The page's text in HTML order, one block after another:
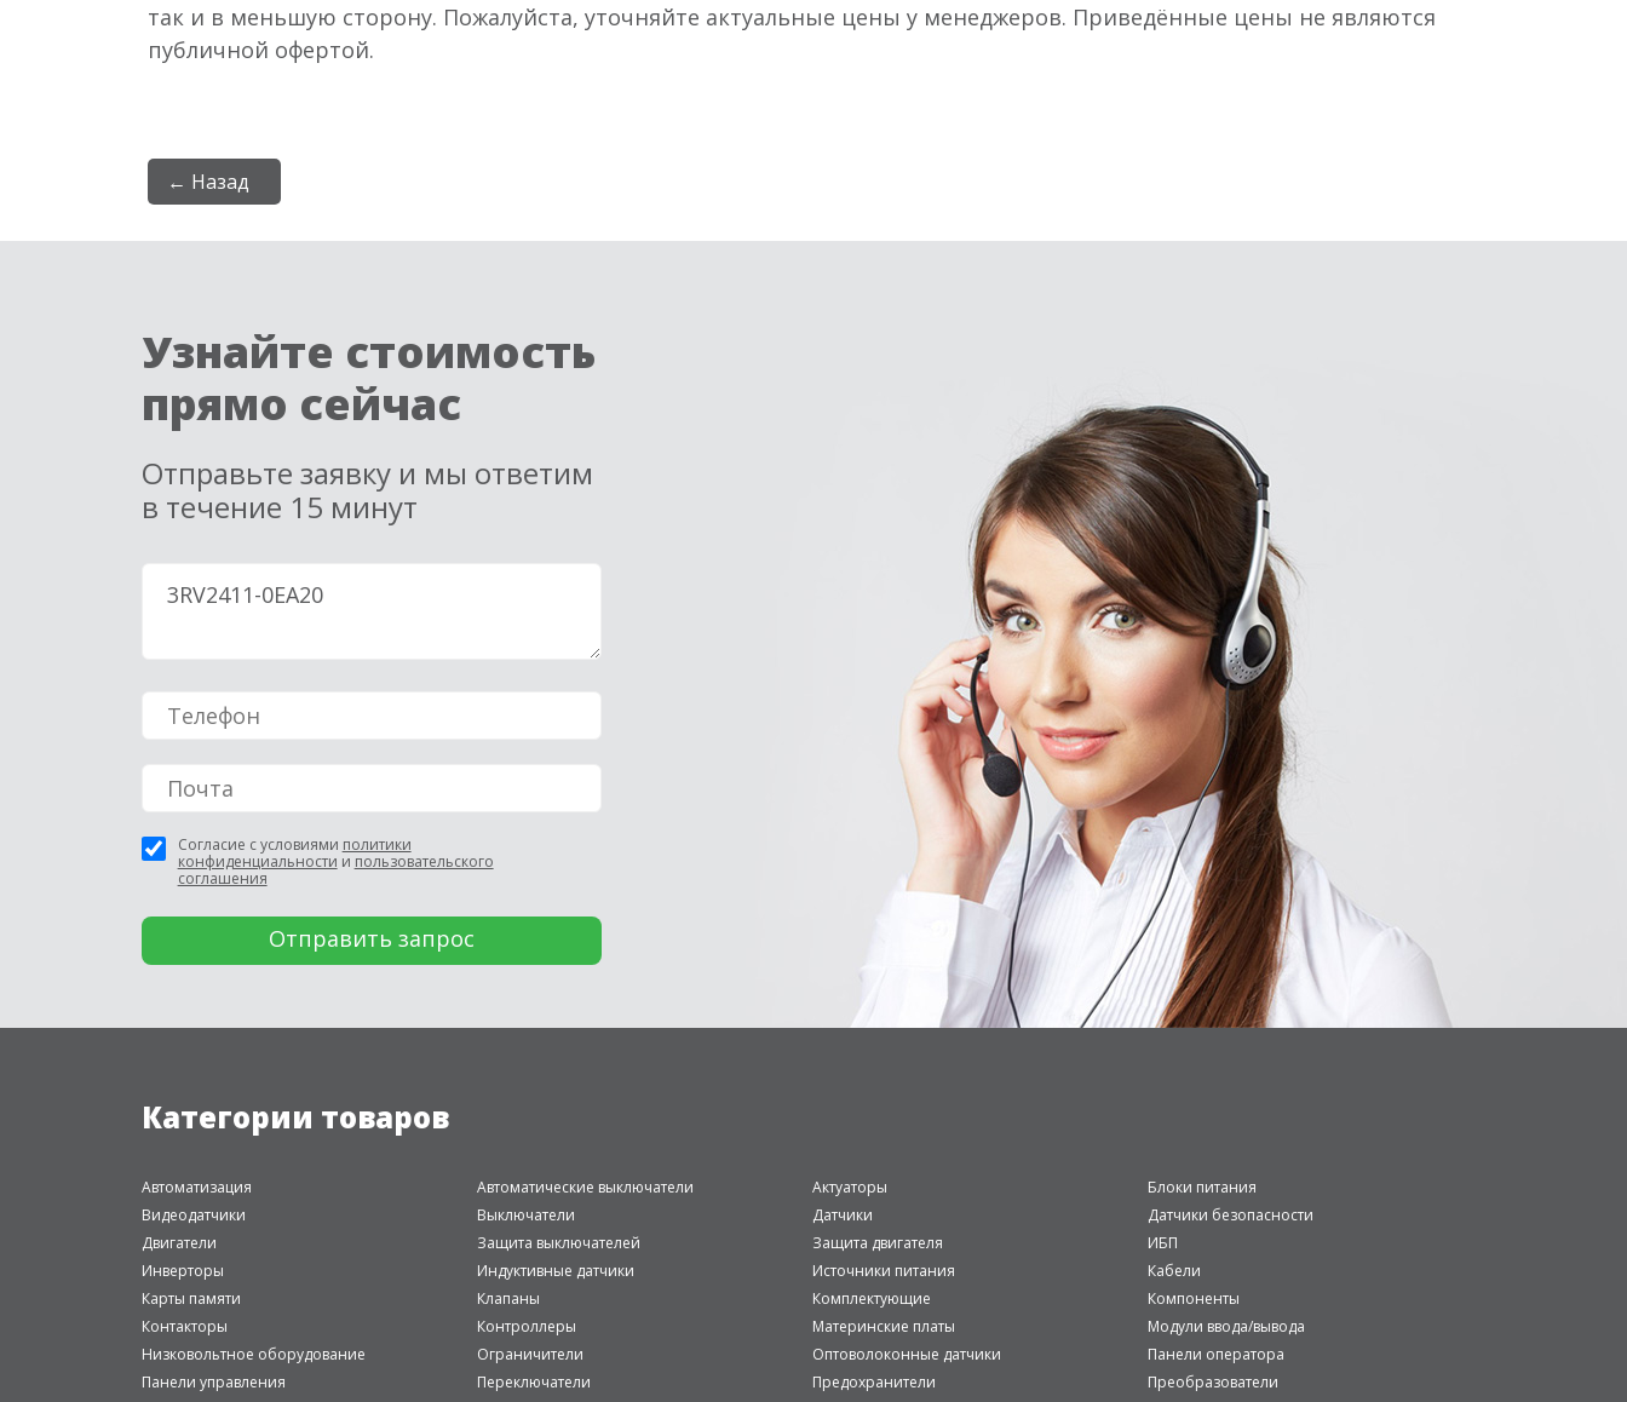
так и в меньшую сторону. Пожалуйста, уточняйте актуальные цены у менеджеров. Приведённые цены не являются
публичной офертой.
← Назад
Узнайте стоимость
прямо сейчас
Отправьте заявку и мы ответим
в течение 15 минут
Согласие с условиями политики
конфиденциальности и пользовательского
соглашения
Категории товаров
Автоматизация Автоматические выключатели Актуаторы
Блоки питания
Видеодатчики
Выключатели Датчики
Датчики безопасности
Двигатели
Защита выключателей Защита двигателя
ИБП
Инверторы
Индуктивные датчики Источники питания
Кабели
Карты памяти
Клапаны Комплектующие
Компоненты
Контакторы
Контроллеры Материнские платы
Модули ввода/вывода
Низковольтное оборудование
Ограничители Оптоволоконные датчики
Панели оператора
Панели управления
Переключатели Предохранители
Преобразователи